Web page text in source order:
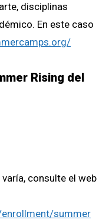
disciplinas
En este caso
Rising del
consulte el web
summer